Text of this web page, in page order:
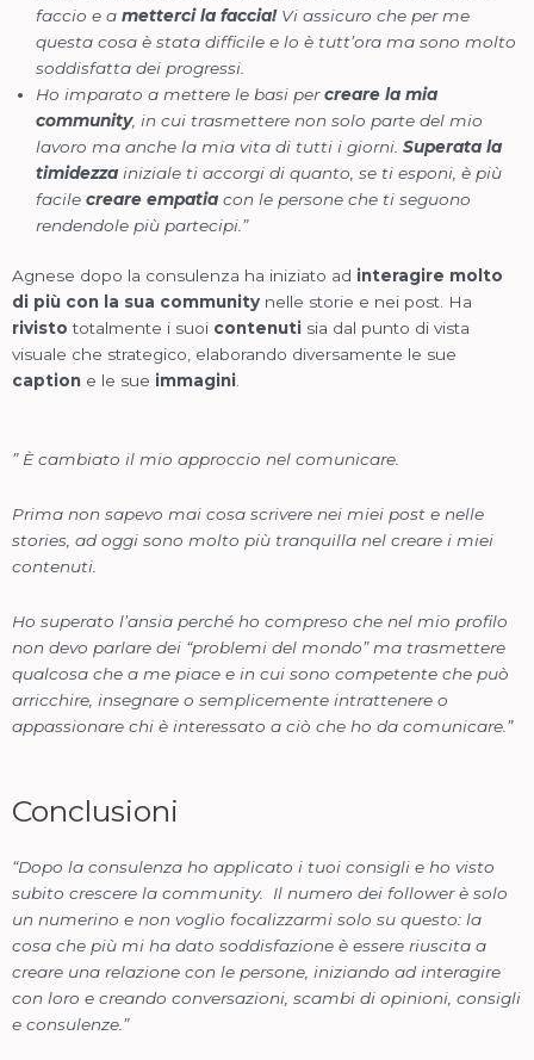
faccio e a metterci la faccia!Vi assicuro che per me
questa cosa è stata difficile e lo è tutt’ora ma sono molto
soddisfatta dei progressi.
Ho imparato a mettere le basi percreare la mia
community, in cui trasmettere non solo parte del mio
lavoro ma anche la mia vita di tutti i giorni. Superata la
timidezza iniziale ti accorgi di quanto, se ti esponi, è più
facile creare empatia con le persone che ti seguono
rendendole più partecipi.”
Agnese dopo la consulenza ha iniziato ad interagire molto
di più con la sua community nelle storie e nei post. Ha
rivisto totalmente i suoi contenuti sia dal punto di vista
visuale che strategico, elaborando diversamente le sue
caption e le sue immagini
” È cambiato il mio approccio nel comunicare.
Prima non sapevo mai cosa scrivere nei miei post e nelle
stories, ad oggi sono molto più tranquilla nel creare i miei
contenuti.
Ho superato l’ansia perché ho compreso che nel mio profilo
non devo parlare dei “problemi del mondo” ma trasmettere
qualcosa che a me piace e in cui sono competente che può
arricchire, insegnare o semplicemente intrattenere o
appassionare chi è interessato a ciò che ho da comunicare.”
Conclusioni
“Dopo la consulenza ho applicato i tuoi consigli e ho visto
subito crescere la community. Il numero dei follower è solo
un numerino e non voglio focalizzarmi solo su questo: la
cosa che più mi ha dato soddisfazione è essere riuscita a
creare una relazione con le persone, iniziando ad interagire
con loro e creando conversazioni, scambi di opinioni, consigli
e consulenze.”